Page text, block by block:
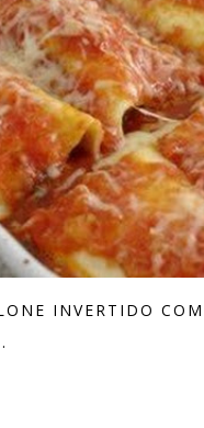
INVERTIDO COM